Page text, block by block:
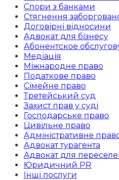
Спори з банками
Стягнення
Договірні відносини
Адвокат для бізнесу
Абoнентское
Медіація
Міжнародне право
Податкове право
Сімейне право
Третейський суд
Захист прав у суді
Господарське право
Цивільне право
Адміністративне
Адвокат турагента
Адвокат для
Юридичний PR
Інші послуги